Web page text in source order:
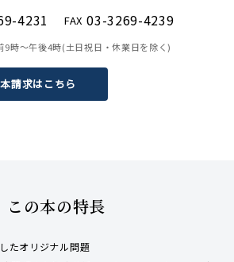
4231 FAX 03-3269-4239
9時〜午後4時(土日祝日・休業日を除く)
請求はこちら
この本の特長
たオリジナル問題